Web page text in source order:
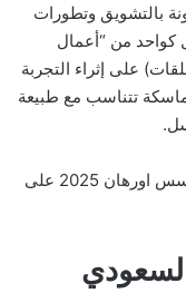
بالتشويق وتطورات
كواحد من “أعمال
الأصلية”، أيضًا يعمل هذا التنسيق (8 حلقات) على إثراء التجربة
تتناسب مع طبيعة
مواعيد عرض مسلسل المؤسس اورهان 2025 على